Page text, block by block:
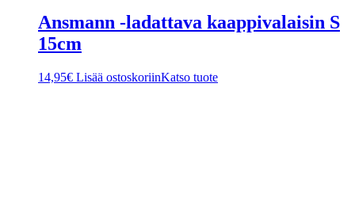
Ansmann -ladattava kaappivalaisin S
15cm
14,95€ Lisää ostoskoriinKatso tuote